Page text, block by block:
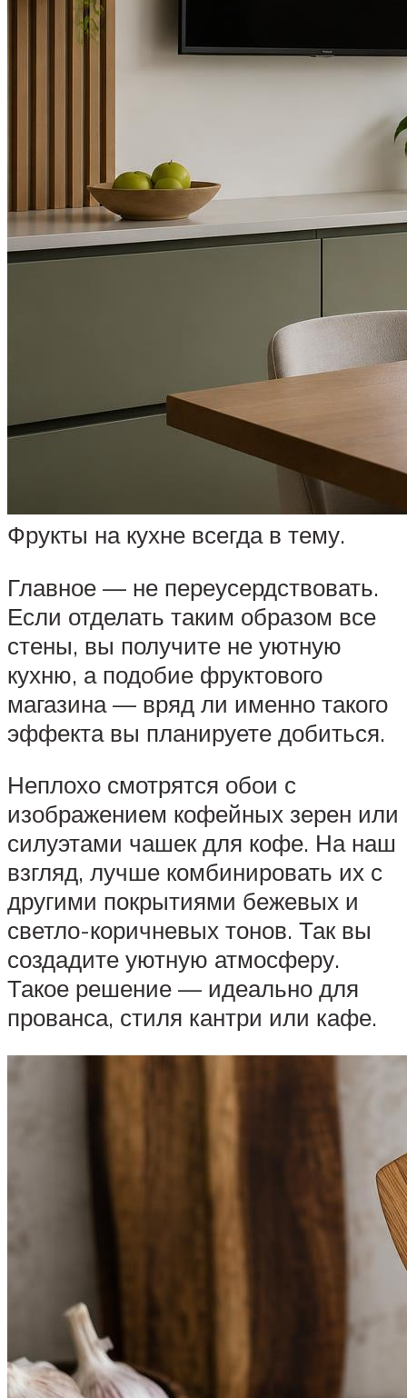
Фрукты на кухне всегда в тему.
Главное — не переусердствовать.
Если отделать таким образом все
стены, вы получите не уютную
кухню, а подобие фруктового
магазина — вряд ли именно такого
эффекта вы планируете добиться.
Неплохо смотрятся обои с
изображением кофейных зерен или
силуэтами чашек для кофе. На наш
взгляд, лучше комбинировать их с
другими покрытиями бежевых и
светло-коричневых тонов. Так вы
создадите уютную атмосферу.
Такое решение — идеально для
прованса, стиля кантри или кафе.